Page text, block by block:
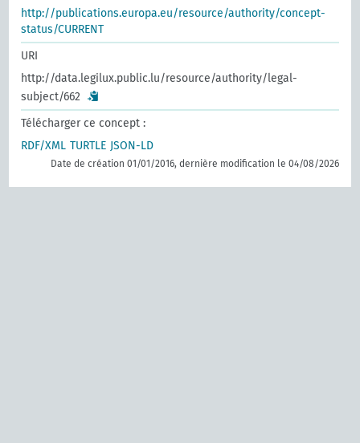
http://publications.europa.eu/resource/authority/concept-
status/CURRENT
URI
http://data.legilux.public.lu/resource/authority/legal-
subject/662
Télécharger ce concept :
RDF/XML TURTLE JSON-LD
Date de création 01/01/2016, dernière modification le 04/08/2026